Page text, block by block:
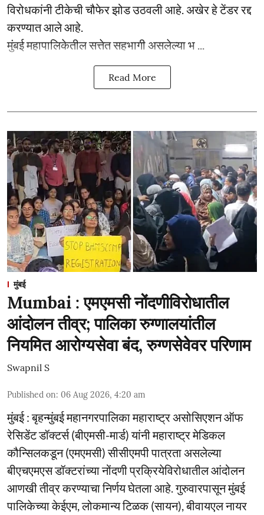
विरोधकांनी टीकेची चौफेर झोड उठवली आहे. अखेर हे टेंडर रद्द
करण्यात आले आहे.
मुंबई महापालिकेतील सत्तेत सहभागी असलेल्या भ ...
Read More
मुंबई
Mumbai : एमएमसी नोंदणीविरोधातील
आंदोलन तीव्र; पालिका रुग्णालयांतील
नियमित आरोग्यसेवा बंद, रुग्णसेवेवर परिणाम
Swapnil S
Published on: 06 Aug 2026, 4:20 am
मुंबई : बृहन्मुंबई महानगरपालिका महाराष्ट्र असोसिएशन ऑफ
रेसिडेंट डॉक्टर्स (बीएमसी-मार्ड) यांनी महाराष्ट्र मेडिकल
कौन्सिलकडून (एमएमसी) सीसीएमपी पात्रता असलेल्या
बीएचएमएस डॉक्टरांच्या नोंदणी प्रक्रियेविरोधातील आंदोलन
आणखी तीव्र करण्याचा निर्णय घेतला आहे. गुरुवारपासून मुंबई
पालिकेच्या केईएम, लोकमान्य टिळक (सायन), बीवायएल नायर